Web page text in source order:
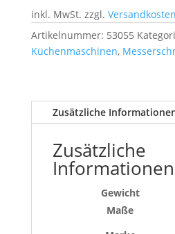
inkl. MwSt. zzgl. Versandkosten
Artikelnummer: 53055
Küchenmaschinen,
Zusätzliche
Zusätzliche
Informationen
Gewicht
Maße